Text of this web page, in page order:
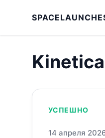
УСПЕШНО
14 апреля